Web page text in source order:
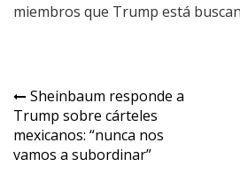
miembros que Trump está
Navegación
de
entradas
Sheinbaum responde a
Trump sobre cárteles
mexicanos: “nunca nos
vamos a subordinar”